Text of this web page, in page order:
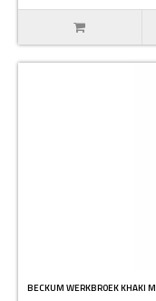
BECKUM WERKBROEK KHAKI